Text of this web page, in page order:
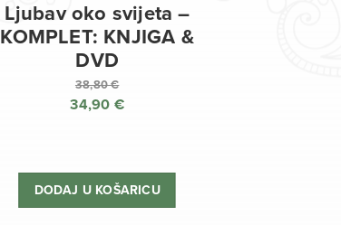
Ljubav oko svijeta –
KOMPLET: KNJIGA &
DVD
38,80€
Izvorna
je:
38,80 €.
34,90 €
je:
34,90 €.
DODAJ U KOŠARICU